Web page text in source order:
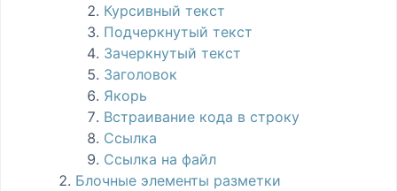
Курсивный текст
Подчеркнутый текст
Зачеркнутый текст
Заголовок
Якорь
Встраивание кода в строку
Ссылка
Ссылка на файл
Блочные элементы разметки